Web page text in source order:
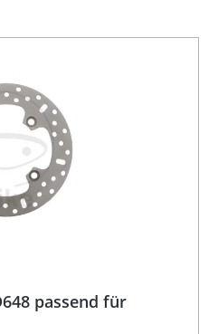
passend für